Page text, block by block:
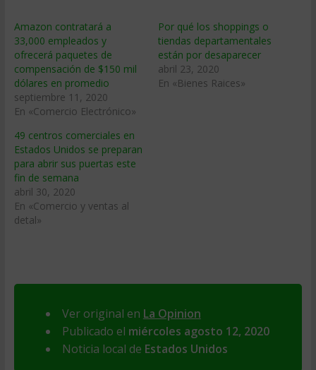
Amazon contratará a
33,000 empleados y
ofrecerá paquetes de
compensación de $150 mil
dólares en promedio
septiembre 11, 2020
En «Comercio Electrónico»
Por qué los shoppings o
tiendas departamentales
están por desaparecer
abril 23, 2020
En «Bienes Raices»
49 centros comerciales en
Estados Unidos se preparan
para abrir sus puertas este
fin de semana
abril 30, 2020
En «Comercio y ventas al
detal»
Ver original en La Opinion
Publicado el miércoles agosto 12, 2020
Noticia local de Estados Unidos